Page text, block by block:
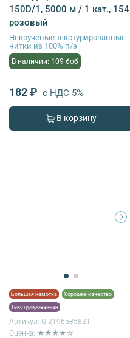
150D/1, 5000 м / 1 кат., 154
розовый
Некрученые текстурированные
нитки из 100% п/э
В наличии: 109 боб
182 ₽ с НДС 5%
В корзину
Большая намотка Хорошее качество
Текстурированная
Артикул: G-2196585821
Оценка: ★★★★☆